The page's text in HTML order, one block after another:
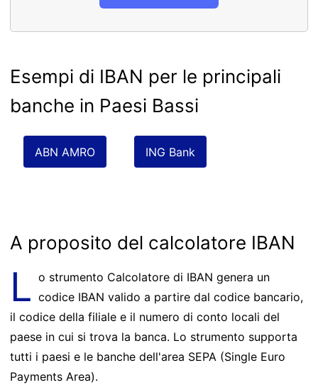
Esempi di IBAN per le principali
banche in Paesi Bassi
ABN AMRO ING Bank
A proposito del calcolatore IBAN
L o strumento Calcolatore di IBAN genera un
codice IBAN valido a partire dal codice bancario,
il codice della filiale e il numero di conto locali del
paese in cui si trova la banca. Lo strumento supporta
tutti i paesi e le banche dell'area SEPA (Single Euro
Payments Area).